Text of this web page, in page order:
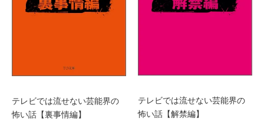
テレビでは流せない芸能界の
怖い話【裏事情編】
テレビでは流せない芸能界の
怖い話【解禁編】